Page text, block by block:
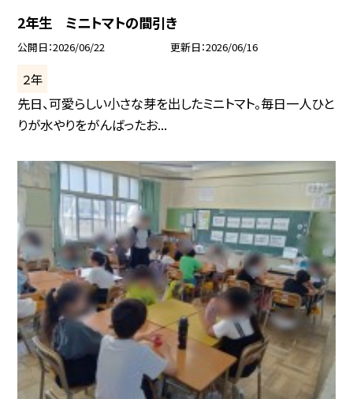
2年生 ミニトマトの間引き
公開日 2026/06/22 更新日 2026/06/16
２年
先日、可愛らしい小さな芽を出したミニトマト。毎日一人ひと
りが水やりをがんばったお...